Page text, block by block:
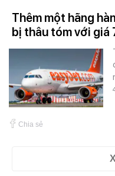
Thêm một hãng
bị thâu tóm với giá
Chia sẻ